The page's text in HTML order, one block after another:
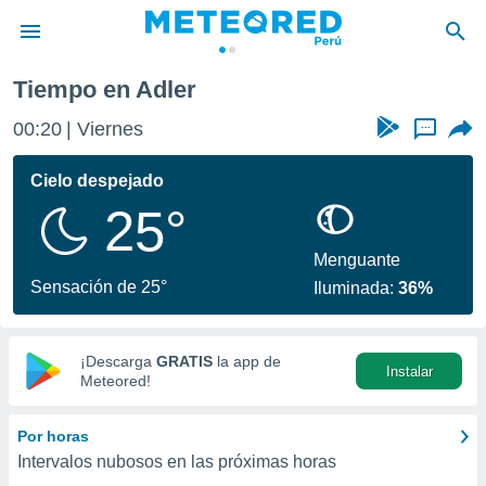
de
ha sido
calidad.
a este
las
y
digital
basada
Tiempo en Adler
00:20 Viernes ...
Cielo despejado
25°
Sensación de 25°
Menguante
Iluminada:36%
¡Descarga GRATIS la app de
Meteored!
Instalar
Por horas
Intervalos nubosos en las próximas horas